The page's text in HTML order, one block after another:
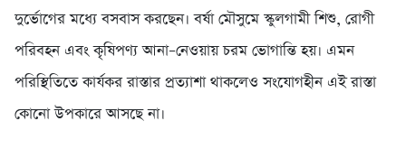
দুর্ভোগের মধ্যে বসবাস করছেন। বর্ষা মৌসুমে স্কুলগামী শিশু, রোগী
পরিবহন এবং কৃষিপণ্য আনা–নেওয়ায় চরম ভোগান্তি হয়। এমন
পরিস্থিতিতে কার্যকর রাস্তার প্রত্যাশা থাকলেও সংযোগহীন এই রাস্তা
কোনো উপকারে আসছে না।